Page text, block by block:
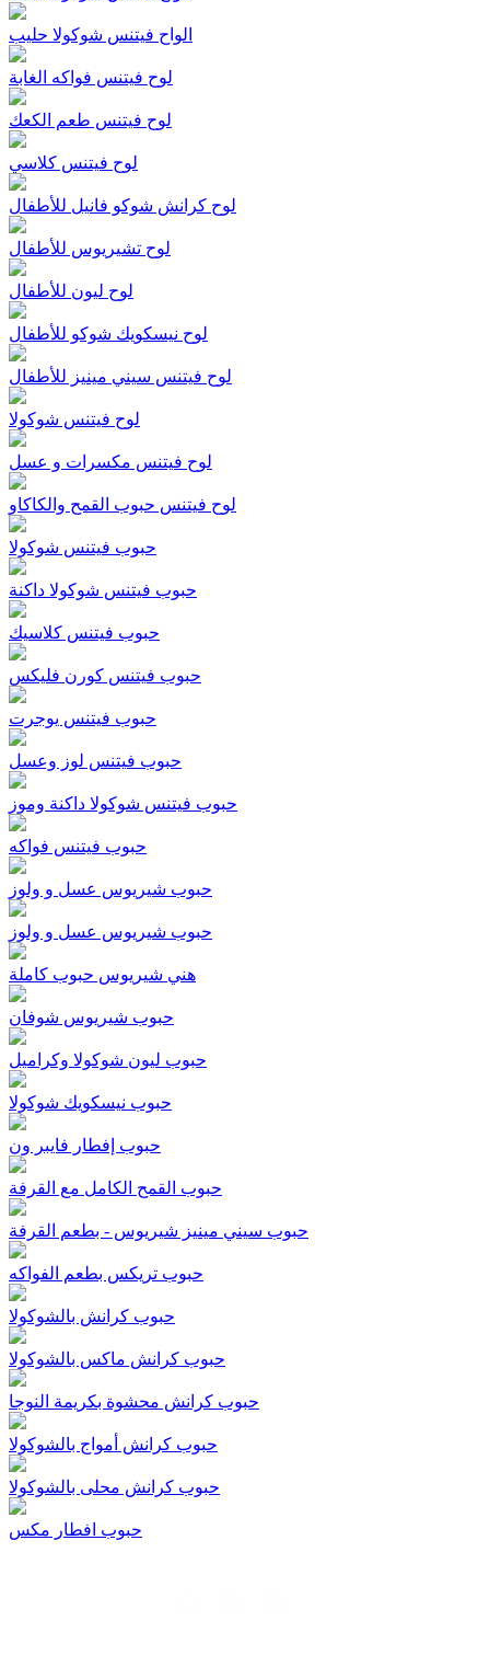
الواح فيتنس شوكولا حليب
لوح فيتنس فواكه الغابة
لوح فيتنس طعم الكعك
لوح فيتنس كلاسي
لوح كرانش شوكو فانيل للأطفال
لوح تشيريوس للأطفال
لوح ليون للأطفال
لوح نيسكويك شوكو للأطفال
لوح فيتنس سيني مينيز للأطفال
لوح فيتنس شوكولا
لوح فيتنس مكسرات و عسل
لوح فيتنس حبوب القمح والكاكاو
حبوب فيتنس شوكولا
حبوب فيتنس شوكولا داكنة
حبوب فيتنس كلاسيك
حبوب فيتنس كورن فليكس
حبوب فيتنس يوجرت
حبوب فيتنس لوز وعسل
حبوب فيتنس شوكولا داكنة وموز
حبوب فيتنس فواكه
حبوب شيريوس عسل و ولوز
حبوب شيريوس عسل و ولوز
هني شيريوس حبوب كاملة
حبوب شيريوس شوفان
حبوب ليون شوكولا وكراميل
حبوب نيسكويك شوكولا
حبوب إفطار فايبر ون
حبوب القمح الكامل مع القرفة
حبوب سيني مينيز شيريوس - بطعم القرفة
حبوب تريكس بطعم الفواكه
حبوب كرانش بالشوكولا
حبوب كرانش ماكس بالشوكولا
حبوب كرانش محشوة بكريمة النوجا
حبوب كرانش أمواج بالشوكولا
حبوب كرانش محلى بالشوكولا
حبوب افطار مكس